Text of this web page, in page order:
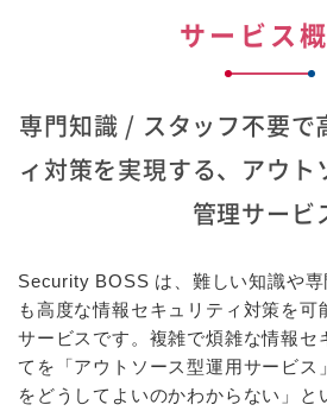
サービス
専門知識 / スタッフ不要で
ィ対策を実現する、 アウト
管理サービ
Security BOSS は、難しい知識や
も高度な情報セキュリティ対策を可
サービスです。複雑で煩雑な情報セ
てを「アウトソース型運用サービス
をどうしてよいのかわからない」と